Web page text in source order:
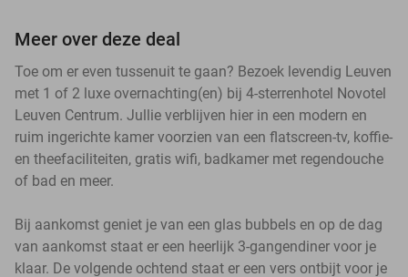
Meer over deze deal
Toe om er even tussenuit te gaan? Bezoek levendig Leuven
met 1 of 2 luxe overnachting(en) bij 4-sterrenhotel Novotel
Leuven Centrum. Jullie verblijven hier in een modern en
ruim ingerichte kamer voorzien van een flatscreen-tv, koffie-
en theefaciliteiten, gratis wifi, badkamer met regendouche
of bad en meer.
Bij aankomst geniet je van een glas bubbels en op de dag
van aankomst staat er een heerlijk 3-gangendiner voor je
klaar. De volgende ochtend staat er een vers ontbijt voor je